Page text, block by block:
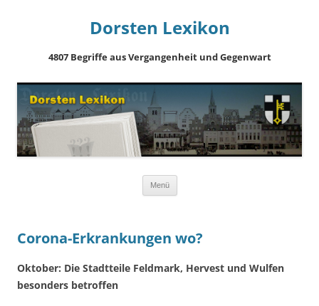
Dorsten Lexikon
4807 Begriffe aus Vergangenheit und Gegenwart
Menü
Corona-Erkrankungen wo?
Oktober: Die Stadtteile Feldmark, Hervest und Wulfen
besonders betroffen